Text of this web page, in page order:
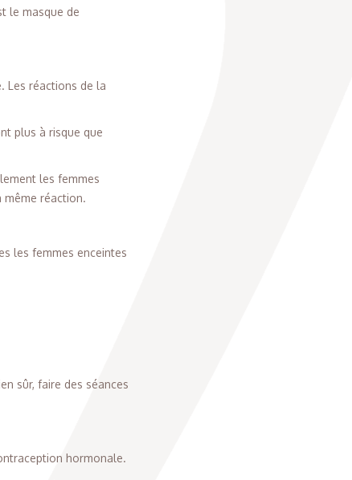
le masque de
Les réactions de la
plus à risque que
les femmes
même réaction.
les femmes enceintes
sûr, faire des séances
hormonale.